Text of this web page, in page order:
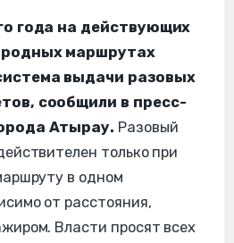
года на действующих
маршрутах
выдачи разовых
сообщили в пресс-
Атырау. Разовый
только при
в одном
от расстояния,
Власти просят всех